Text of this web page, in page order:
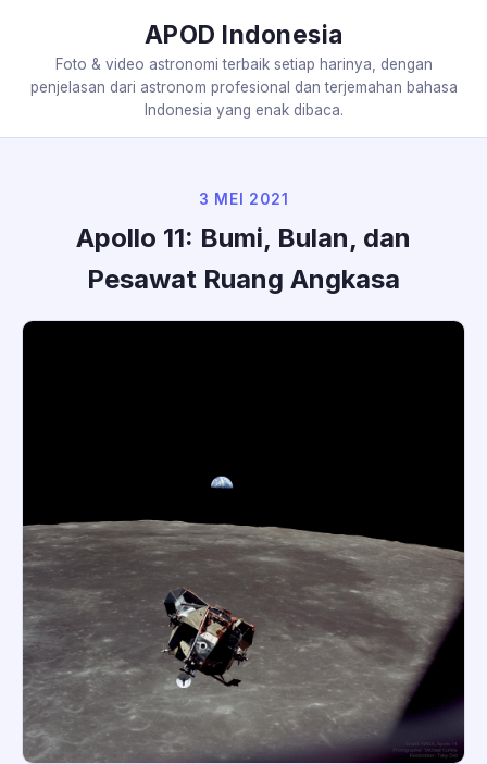
APOD Indonesia
Foto & video astronomi terbaik setiap harinya, dengan
penjelasan dari astronom profesional dan terjemahan bahasa
Indonesia yang enak dibaca.
3 MEI 2021
Apollo 11: Bumi, Bulan, dan
Pesawat Ruang Angkasa